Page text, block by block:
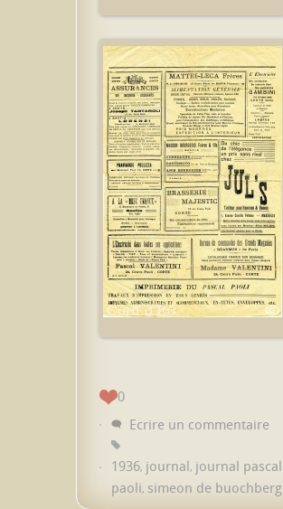
0
Ecrire un commentaire
1936, journal, journal pascal
paoli, simeon de buochberg